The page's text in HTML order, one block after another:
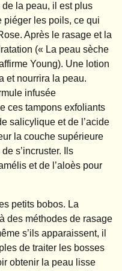
de la peau, il est plus
piéger les poils, ce qui
Après le rasage et la
(« La peau sèche
Young). Une lotion
et nourrira la peau.
infusée
ces tampons exfoliants
salicylique et de l’acide
la couche supérieure
s’incruster. Ils
et de l’aloès pour
petits bobos. La
des méthodes de rasage
s’ils apparaissent, il
de traiter les bosses
obtenir la peau lisse